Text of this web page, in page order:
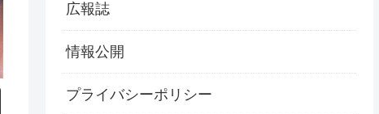
広報誌
情報公開
プライバシーポリシー